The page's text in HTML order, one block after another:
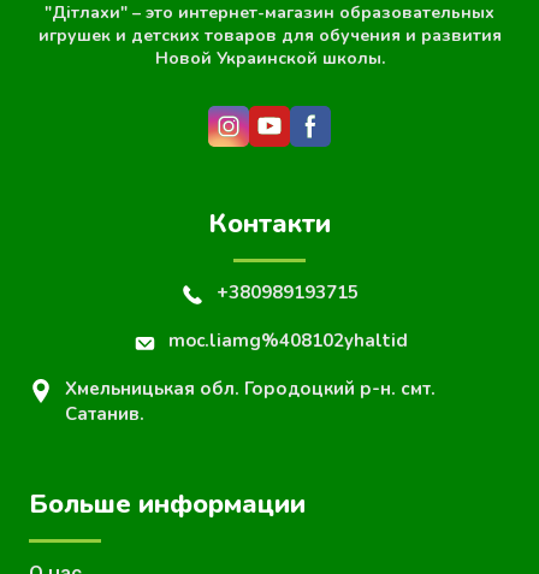
"Дітлахи" – это интернет-магазин образовательных
игрушек и детских товаров для обучения и развития
Новой Украинской школы.
Контакти
+380989193715
moc.liamg%408102yhaltid
Хмельницькая обл. Городоцкий р-н. смт.
Сатанив.
Больше информации